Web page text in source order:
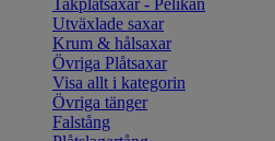
Takplåtsaxar - Pelikan
Utväxlade saxar
Krum & hålsaxar
Övriga Plåtsaxar
Visa allt i kategorin
Övriga tänger
Falstång